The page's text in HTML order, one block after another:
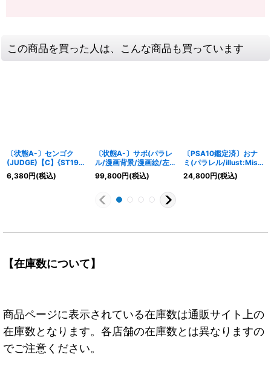
この商品を買った人は、こんな商品も買っています
〔状態A-〕センゴク
(JUDGE)【C】{ST19-
002}
6,380円(税込)
〔状態A-〕サボ(パラレ
ル/漫画背景/漫画絵/左
下ロゴ無)【SR/SP】
{OP04-083}
99,800円(税込)
〔PSA10鑑定済〕おナ
ミ(パラレル/illust:Misa
Matoki)【R/P】{OP06-
101}
24,800円(税込)
【在庫数について】
商品ページに表示されている在庫数は通販サイト上の
在庫数となります。各店舗の在庫数とは異なりますの
でご注意ください。